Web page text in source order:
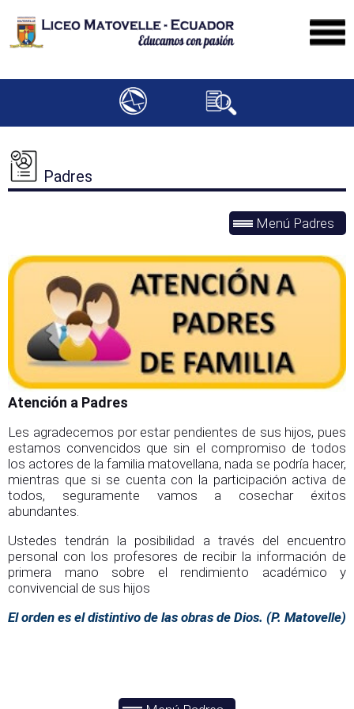
Padres
Menú Padres
Atención a Padres
Les agradecemos por estar pendientes de sus hijos, pues
estamos convencidos que sin el compromiso de todos
los actores de la familia matovellana, nada se podría hacer,
mientras que si se cuenta con la participación activa de
todos, seguramente vamos a cosechar éxitos
abundantes.
Ustedes tendrán la posibilidad a través del encuentro
personal con los profesores de recibir la información de
primera mano sobre el rendimiento académico y
convivencial de sus hijos
El orden es el distintivo de las obras de Dios. (P. Matovelle)